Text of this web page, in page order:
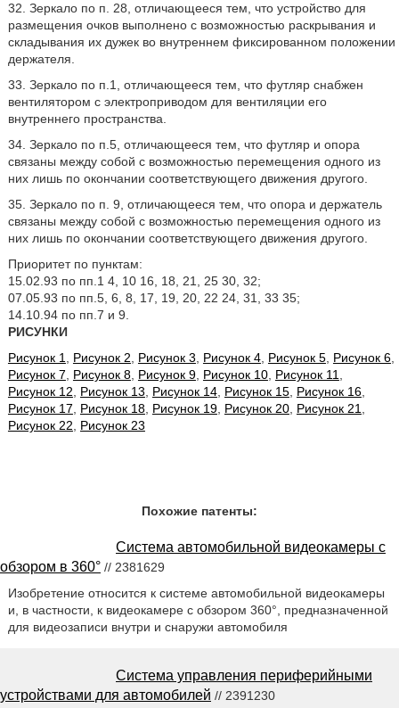
32. Зеркало по п. 28, отличающееся тем, что устройство для
размещения очков выполнено с возможностью раскрывания и
складывания их дужек во внутреннем фиксированном положении
держателя.
33. Зеркало по п.1, отличающееся тем, что футляр снабжен
вентилятором с электроприводом для вентиляции его
внутреннего пространства.
34. Зеркало по п.5, отличающееся тем, что футляр и опора
связаны между собой с возможностью перемещения одного из
них лишь по окончании соответствующего движения другого.
35. Зеркало по п. 9, отличающееся тем, что опора и держатель
связаны между собой с возможностью перемещения одного из
них лишь по окончании соответствующего движения другого.
Приоритет по пунктам:
15.02.93 по пп.1 4, 10 16, 18, 21, 25 30, 32;
07.05.93 по пп.5, 6, 8, 17, 19, 20, 22 24, 31, 33 35;
14.10.94 по пп.7 и 9.
РИСУНКИ
Рисунок 1
Рисунок 2 Рисунок 3 Рисунок 4, Рисунок 5, Рисунок 6,
Рисунок 7
Рисунок 8, Рисунок 9, Рисунок 10, Рисунок 11
Рисунок 12
Рисунок 13 Рисунок 14, Рисунок 15, Рисунок 16,
Рисунок 17
Рисунок 18, Рисунок 19, Рисунок 20, Рисунок 21
Рисунок 22
Рисунок 23
Похожие патенты:
Система автомобильной видеокамеры с
обзором в 360° // 2381629
Изобретение относится к системе автомобильной видеокамеры
и, в частности, к видеокамере с обзором 360°, предназначенной
для видеозаписи внутри и снаружи автомобиля
Система управления периферийными
устройствами для автомобилей // 2391230